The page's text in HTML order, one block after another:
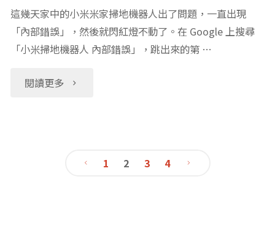
以
照
讀：
處、
這幾天家中的小米米家掃地機器人出了問題，一直出現
「內部錯誤」，然後就閃紅燈不動了。在 Google 上搜尋
「小米掃地機器人 內部錯誤」，跳出來的第 …
閱讀更多
"小
1 2 3 4